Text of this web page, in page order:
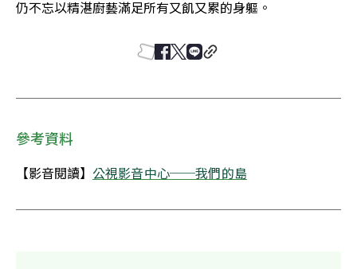
仍不忘以精湛廚藝滿足所有又飢又累的身軀。
參考資料
【影音閱讀】 公視影音中心──我們的島